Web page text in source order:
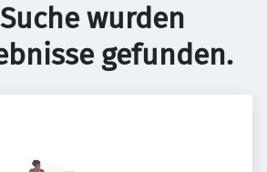
wurden
gefunden.